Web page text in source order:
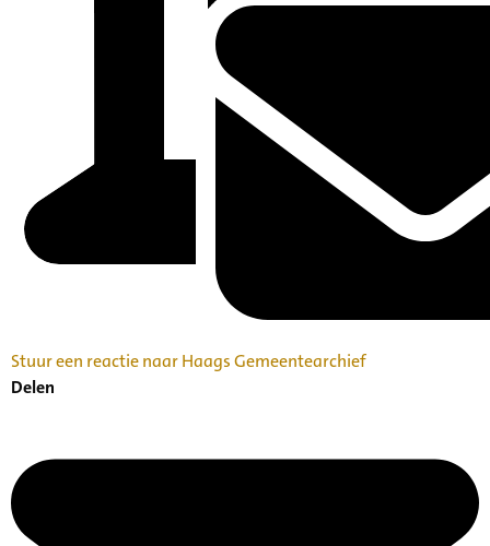
Stuur een reactie naar Haags Gemeentearchief
Delen